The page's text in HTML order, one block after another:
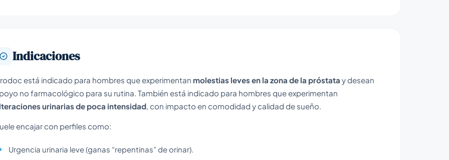
Indicaciones
está indicado para hombres que experimentan molestias leves en la zona de la próstata y desean
no farmacológico para su rutina. También está indicado para hombres que experimentan
urinarias de poca intensidad , con impacto en comodidad y calidad de sueño.
encajar con perfiles como:
Urgencia urinaria leve (ganas “repentinas” de orinar).